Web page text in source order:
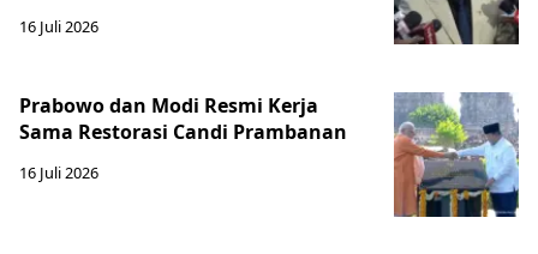
16 Juli 2026
Prabowo dan Modi Resmi Kerja
Sama Restorasi Candi Prambanan
16 Juli 2026